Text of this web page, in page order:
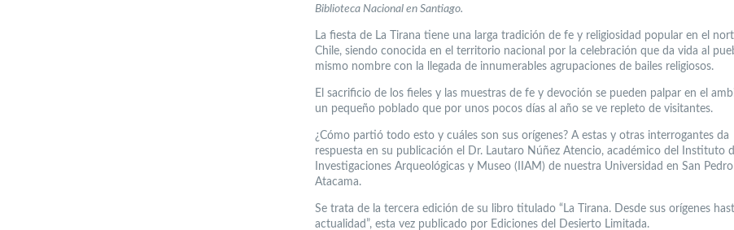
Biblioteca Nacional en Santiago.
La fiesta de La Tirana tiene una larga tradición de fe y religiosidad popular en el
Chile, siendo conocida en el territorio nacional por la celebración que da vida al
mismo nombre con la llegada de innumerables agrupaciones de bailes religiosos.
El sacrificio de los fieles y las muestras de fe y devoción se pueden palpar en el
un pequeño poblado que por unos pocos días al año se ve repleto de visitantes.
¿Cómo partió todo esto y cuáles son sus orígenes? A estas y otras interrogantes da
respuesta en su publicación el Dr. Lautaro Núñez Atencio, académico del Instituto
Investigaciones Arqueológicas y Museo (IIAM) de nuestra Universidad en San
Atacama.
Se trata de la tercera edición de su libro titulado “La Tirana. Desde sus orígenes
actualidad”, esta vez publicado por Ediciones del Desierto Limitada.